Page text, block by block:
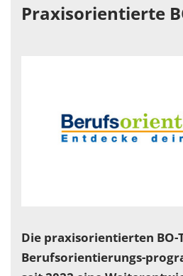
Praxisorientierte
Die praxisorientierten BO-
Berufsorientierungs-